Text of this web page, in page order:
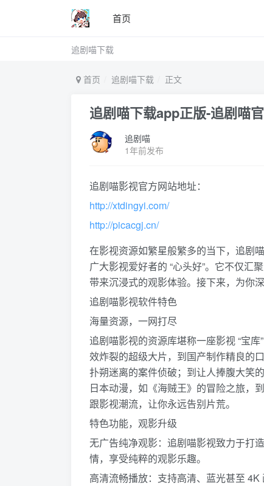
首页
追剧喵下载
首页 追剧喵下载 正文
追剧喵下载app正版-追剧喵
追剧喵
1年前发布
追剧喵影视官方网站地址：
http://xtdingyi.com/
http://picacgj.cn/
在影视资源如繁星般繁多的当下，追剧
广大影视爱好者的 “心头好”。它不仅汇
带来沉浸式的观影体验。接下来，为你
追剧喵影视软件特色​
海量资源，一网打尽​
追剧喵影视的资源库堪称一座影视 “宝
效炸裂的超级大片，到国产制作精良的
扑朔迷离的案件侦破；到让人捧腹大笑
日本动漫，如《海贼王》的冒险之旅，
跟影视潮流，让你永远告别片荒。​
特色功能，观影升级​
无广告纯净观影：追剧喵影视致力于打
情，享受纯粹的观影乐趣。​
高清流畅播放：支持高清、蓝光甚至